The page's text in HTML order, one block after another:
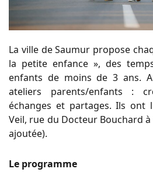
La ville de Saumur propose
la petite enfance », des
enfants de moins de 3 ans.
ateliers parents/enfants :
échanges et partages. Ils ont
Veil, rue du Docteur Bouchard
ajoutée).
Le programme